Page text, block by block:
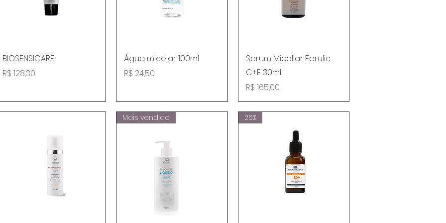
Visualização rápida
BIOSENSICARE
Preço
R$ 128,30
Visualização rápida
Água micelar 100ml
Preço
R$ 24,50
Visualização rápida
Serum Micellar Ferulic
C+E 30ml
Preço
R$ 165,00
Mais vendido 26%